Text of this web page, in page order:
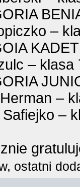
–
– klasa
Herman –
Safiejko –
ostatni